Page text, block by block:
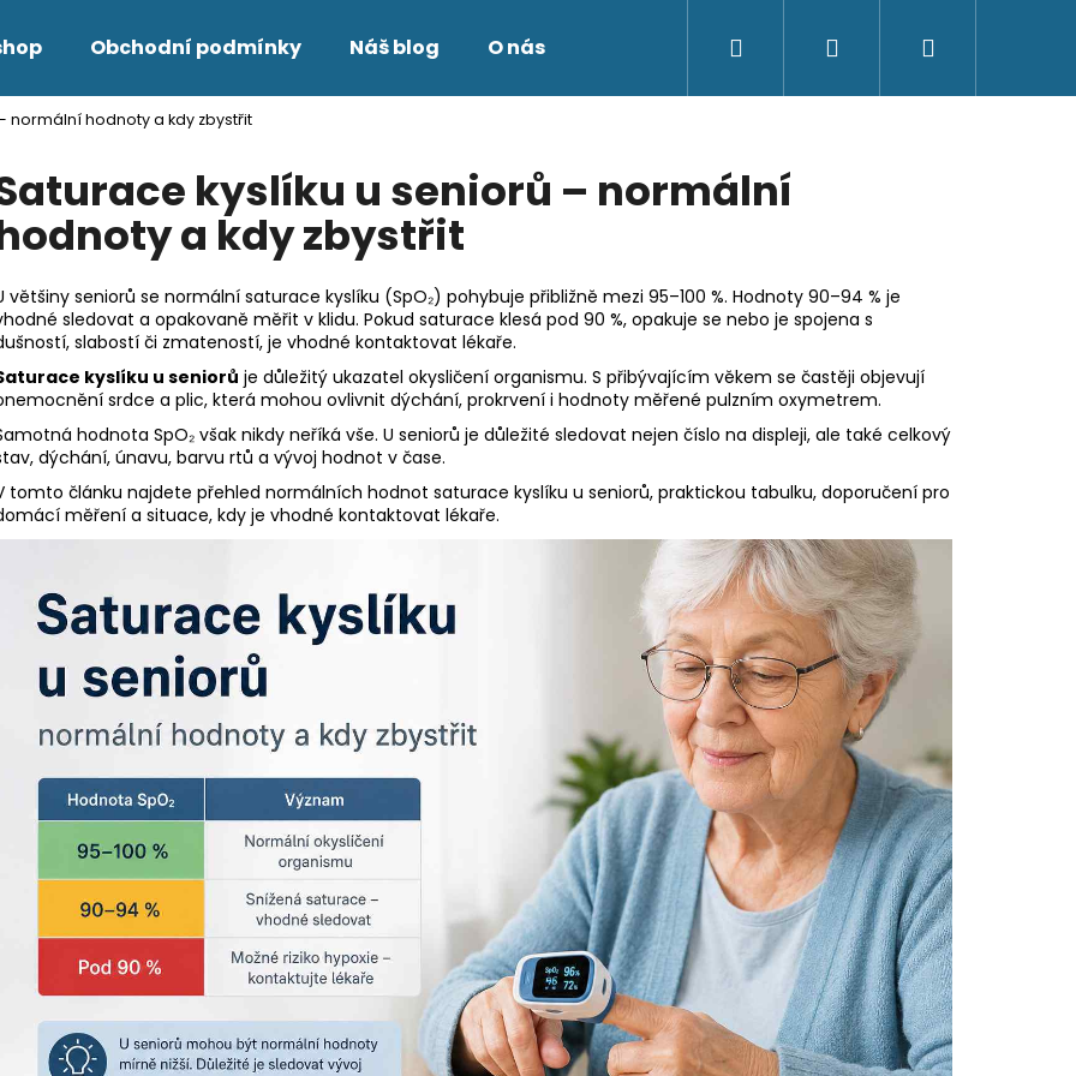
Obchodní podmínky Náš blog O nás Přihlášení
normální hodnoty a kdy zbystřit
kyslíku u seniorů – normální
a kdy zbystřit
většiny seniorů se normální saturace kyslíku (SpO₂) pohybuje přibližně mezi 95–100 %. Hodnoty 90–94 % je
sledovat a opakovaně měřit v klidu. Pokud saturace klesá pod 90 %, opakuje se nebo je spojena s
slabostí či zmateností, je vhodné kontaktovat lékaře.
kyslíku u seniorů je důležitý ukazatel okysličení organismu. S přibývajícím věkem se častěji objevují
srdce a plic, která mohou ovlivnit dýchání, prokrvení i hodnoty měřené pulzním oxymetrem.
hodnota SpO₂ však nikdy neříká vše. U seniorů je důležité sledovat nejen číslo na displeji, ale také celkový
dýchání, únavu, barvu rtů a vývoj hodnot v čase.
tomto článku najdete přehled normálních hodnot saturace kyslíku u seniorů, praktickou tabulku, doporučení pro
měření a situace, kdy je vhodné kontaktovat lékaře.
Co potřebujete najít?
HLEDAT
Doporučujeme